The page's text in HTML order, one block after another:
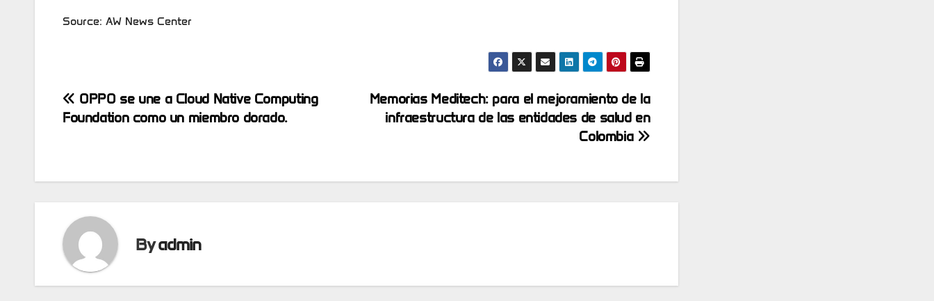
Source: AW News Center
Post
Memorias Meditech: para el mejoramiento de la
infraestructura de las entidades de salud en
Colombia
OPPO se une a Cloud Native Computing
Foundation como un miembro dorado.
Byadmin